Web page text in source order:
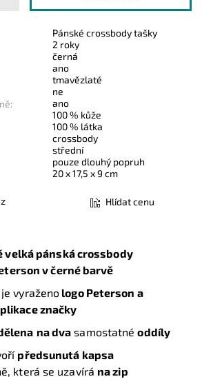
Pánské crossbody tašky
2 roky
černá
ano
tmavězlaté
ne
ano
100 % kůže
100 % látka
crossbody
střední
pouze dlouhý popruh
20 x 17,5 x 9 cm
Hlídat cenu
velká pánská crossbody
v černé barvě
vyraženo logo Peterson a
značky
na dva samostatnéoddíly
předsunutá kapsa
která se uzavírá na zip